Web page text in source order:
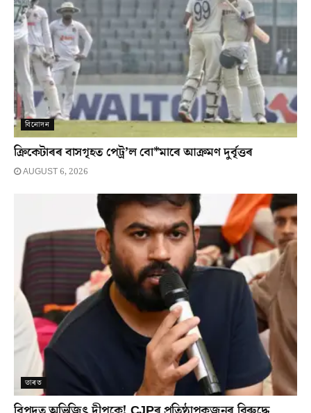
বিনোদন
ক্ৰিকেটাৰৰ বাসগৃহত পেট্ৰ’ল বো*মাৰে আক্ৰমণ দুৰ্বৃত্তৰ
AUGUST 6, 2026
ভাৰত